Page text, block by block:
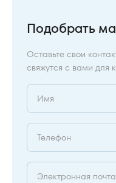
Подобрать
Оставьте свои
свяжутся с вами для